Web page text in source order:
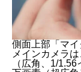
側面上部「マイ
メインカメラ
（広角、1/